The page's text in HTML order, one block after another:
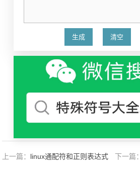
上一篇： linux通配符和正则表达式 下一篇：